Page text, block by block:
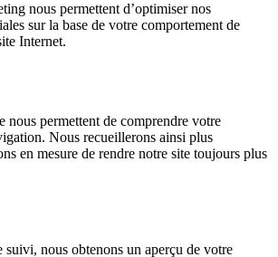
nous permettent d’optimiser nos
sur la base de votre comportement de
Internet.
nous permettent de comprendre votre
Nous recueillerons ainsi plus
en mesure de rendre notre site toujours plus
suivi, nous obtenons un aperçu de votre